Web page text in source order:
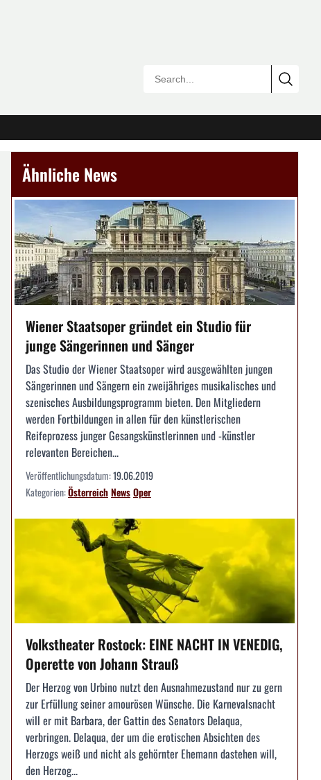
Ähnliche News
Wiener Staatsoper gründet ein Studio für
junge Sängerinnen und Sänger
Das Studio der Wiener Staatsoper wird ausgewählten jungen
Sängerinnen und Sängern ein zweijähriges musikalisches und
szenisches Ausbildungsprogramm bieten. Den Mitgliedern
werden Fortbildungen in allen für den künstlerischen
Reifeprozess junger Gesangskünstlerinnen und -künstler
relevanten Bereichen...
Veröffentlichungsdatum:19.06.2019
Kategorien:ÖsterreichNewsOper
Volkstheater Rostock: EINE NACHT IN VENEDIG,
Operette von Johann Strauß
Der Herzog von Urbino nutzt den Ausnahmezustand nur zu gern
zur Erfüllung seiner amourösen Wünsche. Die Karnevalsnacht
will er mit Barbara, der Gattin des Senators Delaqua,
verbringen. Delaqua, der um die erotischen Absichten des
Herzogs weiß und nicht als gehörnter Ehemann dastehen will,
den Herzog...